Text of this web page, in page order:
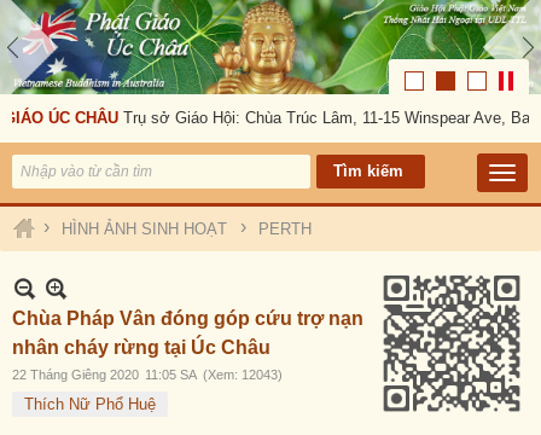
ÚC CHÂU Trụ sở Giáo Hội: Chùa Trúc Lâm, 11-15 Winspear Ave,
› HÌNH ẢNH SINH HOẠT › PERTH
Chùa Pháp Vân đóng góp cứu trợ nạn
nhân cháy rừng tại Úc Châu
22 Tháng Giêng 2020 11:05 SA (Xem: 12043)
Thích Nữ Phổ Huệ